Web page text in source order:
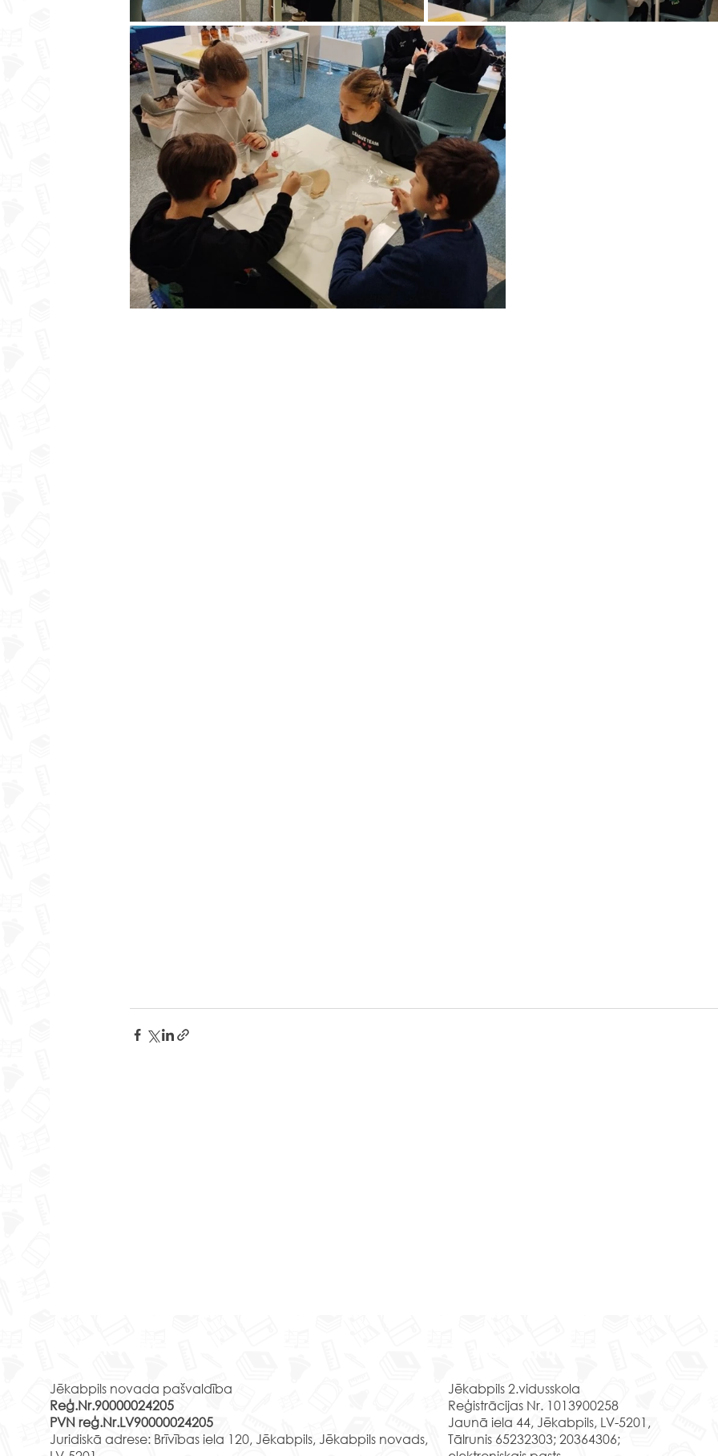
Sadarbībā rodas idejas
ZOO – Kas tur
Jēkabpils novada pašvaldība
Reģ.Nr.90000024205
PVN reģ.Nr.LV90000024205
Juridiskā adrese: Brīvības iela 120, Jēkabpils, Jēkabpils novads,
Jēkabpils 2.vidusskola
Reģistrācijas Nr. 1013900258
Jaunā iela 44, Jēkabpils, LV-5201,
Tālrunis 65232303; 20364306;